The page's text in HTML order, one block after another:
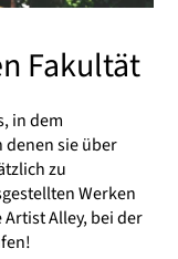
Fakultät
in dem
sie über
zu
Werken
Alley, bei der